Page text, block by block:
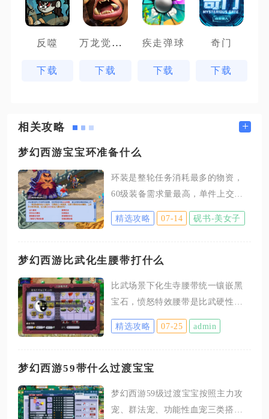
反噬
下载
万龙觉醒魔兽战场
下载
疾走弹球
下载
奇门
下载
相关攻略 +
梦幻西游宝宝环准备什么
环装是整轮任务消耗最多的物资，
60级装备需求量最高，单件上交可
以获得2点积分，70级装备上交可获
得3点积分，这两类环装可以借助古
入手，也可以在摆摊区蹲守低价货
备用。80级环装单次上交能够拿到5
点积分，属于冲刺高分的核心道
具，这类装备价格偏高，只需要预
花卉与乐器统一给到4点任务积分，
玫瑰、竖琴、编钟属于高价品类，
萧、钹这类低成本乐器可以多囤
精选攻略 07-14 砚书-美女子
梦幻西游比武化生腰带打什么
比武场景下化生寺腰带统一镶嵌黑
宝石，愤怒特效腰带是比武硬性前
提，符石固定选择佛光普照组合，
全等级比武化生均遵循这套配置逻
在比武对局中承担团队核心治疗与
全队血线续航、特技释放节奏，腰
带作为仅有的双速度装备部位，黑
精选攻略 07-25 admin
梦幻西游59带什么过渡宝宝
梦幻西游59级过渡宝宝按照主力攻
宠、群法宠、功能性血宠三类搭